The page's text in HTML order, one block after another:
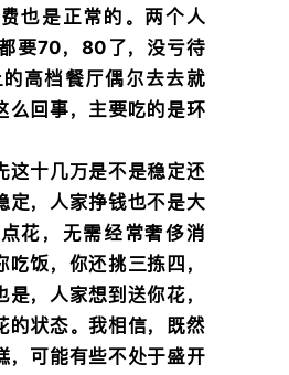
也是正常的。两个人
要70，80了，没亏待
高档餐厅偶尔去去就
么回事，主要吃的是环
这十几万是不是稳定还
定，人家挣钱也不是大
花，无需经常奢侈消
饭，你还挑三拣四，
，人家想到送你花，
的状态。我相信，既然
，可能有些不处于盛开